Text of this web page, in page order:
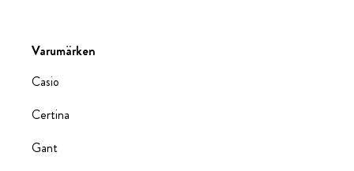
Varumärken
Casio
Certina
Gant